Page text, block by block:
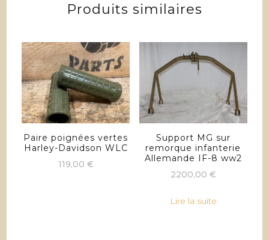
Produits similaires
Paire poignées vertes
Harley-Davidson WLC
119,00 €
Support MG sur
remorque infanterie
Allemande IF-8 ww2
2200,00 €
Lire la suite